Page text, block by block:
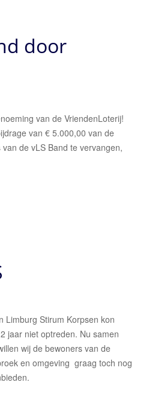
door
van de VriendenLoterij!
van € 5.000,00 van de
de vLS Band te vervangen,
Limburg Stirum Korpsen kon
jaar niet optreden. Nu samen
wij de bewoners van de
en omgeving graag toch nog